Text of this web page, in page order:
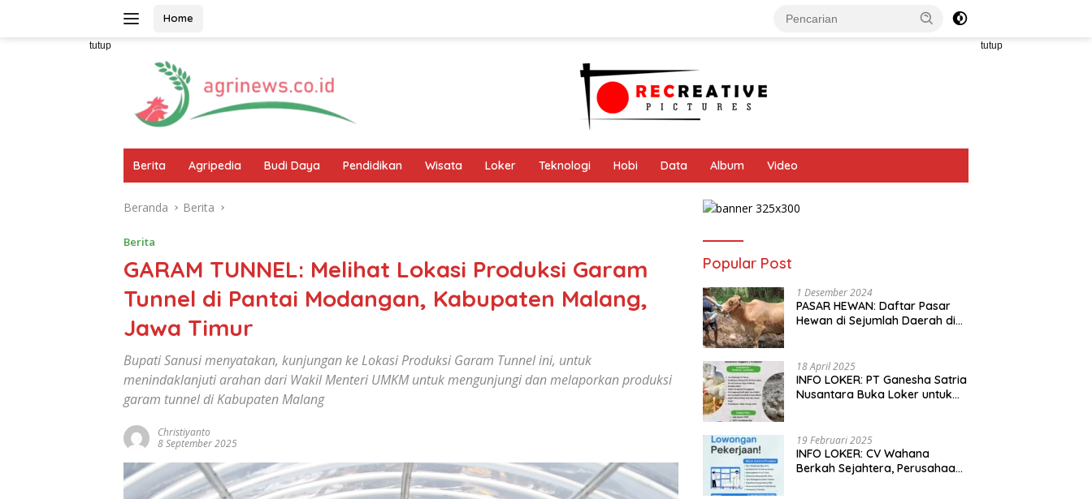
Home
tutup tutup
Berita Agripedia Budi Daya Pendidikan Wisata Loker Teknologi Hobi Data Album Video
Beranda Berita
Berita
GARAM TUNNEL: Melihat Lokasi Produksi Garam
Tunnel di Pantai Modangan, Kabupaten Malang,
Jawa Timur
Bupati Sanusi menyatakan, kunjungan ke Lokasi Produksi Garam Tunnel ini, untuk
menindaklanjuti arahan dari Wakil Menteri UMKM untuk mengunjungi dan melaporkan produksi
garam tunnel di Kabupaten Malang
Christiyanto
8 September 2025
Popular Post
1 Desember 2024
PASAR HEWAN: Daftar Pasar
Hewan di Sejumlah Daerah di
18 April 2025
INFO LOKER: PT Ganesha Satria
Nusantara Buka Loker untuk
19 Februari 2025
INFO LOKER: CV Wahana
Berkah Sejahtera, Perusahaan